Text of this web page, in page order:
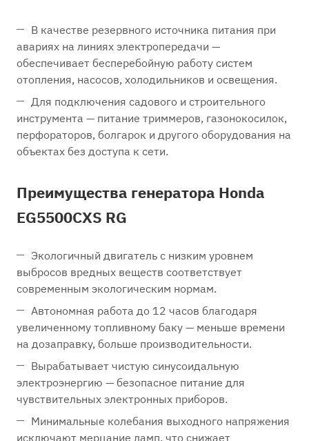
В качестве резервного источника питания при
авариях на линиях электропередачи —
обеспечивает бесперебойную работу систем
отопления, насосов, холодильников и освещения.
Для подключения садового и строительного
инструмента — питание триммеров, газонокосилок,
перфораторов, болгарок и другого оборудования на
объектах без доступа к сети.
Преимущества генератора Honda
EG5500CXS RG
Экологичный двигатель с низким уровнем
выбросов вредных веществ соответствует
современным экологическим нормам.
Автономная работа до 12 часов благодаря
увеличенному топливному баку — меньше времени
на дозаправку, больше производительности.
Вырабатывает чистую синусоидальную
электроэнергию — безопасное питание для
чувствительных электронных приборов.
Минимальные колебания выходного напряжения
исключают мерцание ламп, что снижает